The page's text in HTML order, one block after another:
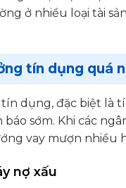
ở nhiều loại tài
tín dụng quá
dụng, đặc biệt là
báo sớm. Khi các
vay mượn nhiều
nợ xấu